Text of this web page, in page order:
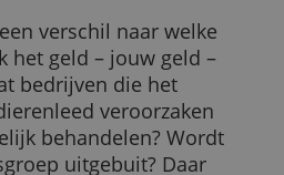
en samenleving. Al het
bij ze stallen, staat
maar wordt aangewend
in bedrijven, sectoren